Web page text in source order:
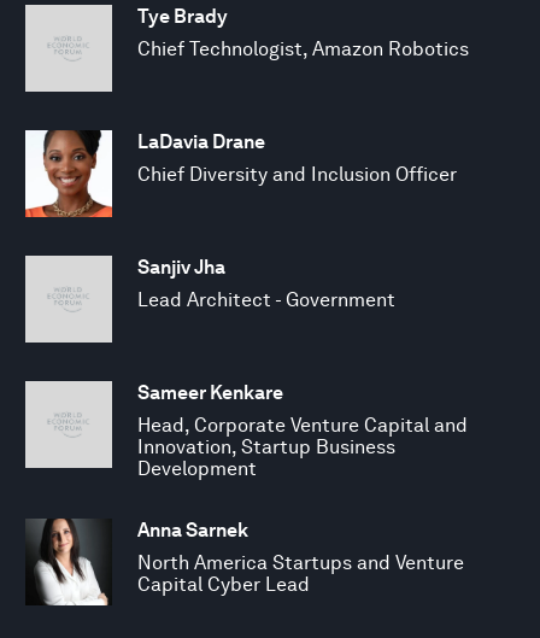
Tye Brady
Chief Technologist, Amazon Robotics
LaDavia Drane
Chief Diversity and Inclusion Officer
Sanjiv Jha
Lead Architect - Government
Sameer Kenkare
Head, Corporate Venture Capital and
Innovation, Startup Business
Development
Anna Sarnek
North America Startups and Venture
Capital Cyber Lead